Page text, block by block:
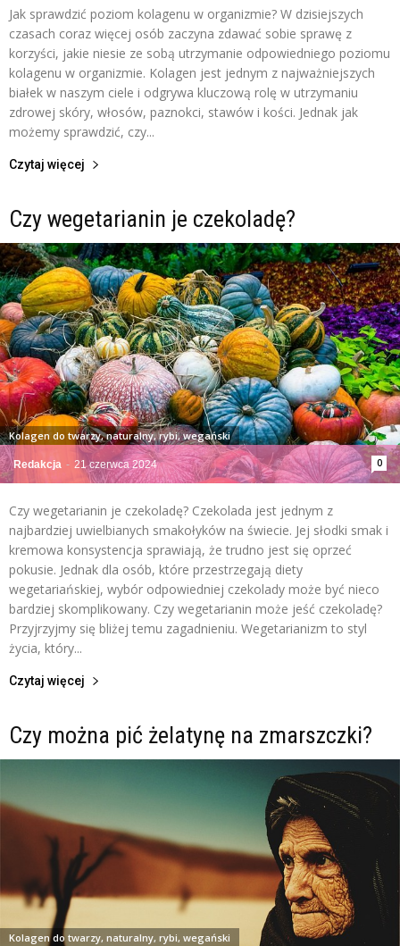
Jak sprawdzić poziom kolagenu w organizmie? W dzisiejszych
czasach coraz więcej osób zaczyna zdawać sobie sprawę z
korzyści, jakie niesie ze sobą utrzymanie odpowiedniego poziomu
kolagenu w organizmie. Kolagen jest jednym z najważniejszych
białek w naszym ciele i odgrywa kluczową rolę w utrzymaniu
zdrowej skóry, włosów, paznokci, stawów i kości. Jednak jak
możemy sprawdzić, czy...
Czytaj więcej
Czy wegetarianin je czekoladę?
Redakcja - 21 czerwca 2024 0
Kolagen do twarzy, naturalny, rybi, wegański
Czy wegetarianin je czekoladę? Czekolada jest jednym z
najbardziej uwielbianych smakołyków na świecie. Jej słodki smak i
kremowa konsystencja sprawiają, że trudno jest się oprzeć
pokusie. Jednak dla osób, które przestrzegają diety
wegetariańskiej, wybór odpowiedniej czekolady może być nieco
bardziej skomplikowany. Czy wegetarianin może jeść czekoladę?
Przyjrzyjmy się bliżej temu zagadnieniu. Wegetarianizm to styl
życia, który...
Czytaj więcej
Czy można pić żelatynę na zmarszczki?
Kolagen do twarzy, naturalny, rybi, wegański